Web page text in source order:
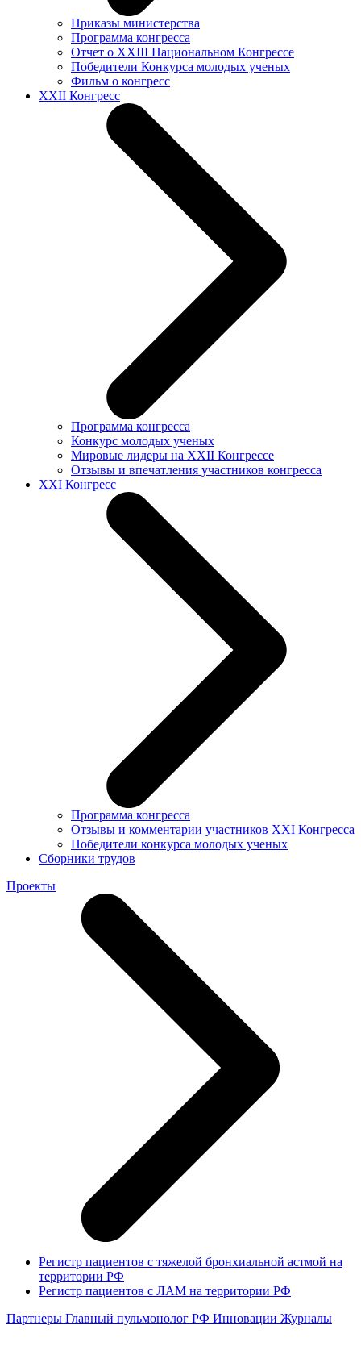
Приказы министерства
Программа конгресса
Отчет о XXIII Национальном Конгрессе
Победители Конкурса молодых ученых
Фильм о конгресс
XXII Конгресс
Программа конгресса
Конкурс молодых ученых
Мировые лидеры на XXII Конгрессе
Отзывы и впечатления участников конгресса
XXI Конгресс
Программа конгресса
Отзывы и комментарии участников XXI Конгресса
Победители конкурса молодых ученых
Сборники трудов
Проекты
Регистр пациентов с тяжелой бронхиальной астмой на
территории РФ
Регистр пациентов с ЛАМ на территории РФ
Партнеры Главный пульмонолог РФ Инновации Журналы